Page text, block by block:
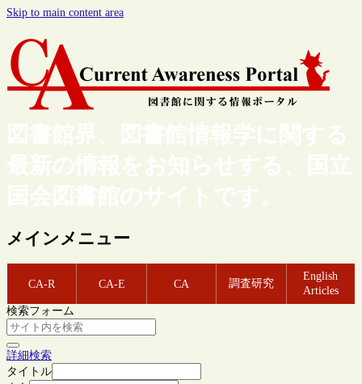
Skip to main content area
図書館界、図書館情報学に関する
最新の情報をお知らせする、国立
国会図書館のサイトです。
メインメニュー
CA-R CA-E CA 調査研究
English
Articles
検索フォーム
詳細検索
タイトル